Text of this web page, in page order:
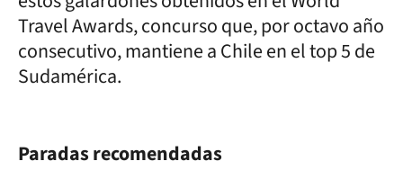
Travel Awards, concurso que, por octavo año
consecutivo, mantiene a Chile en el top 5 de
Sudamérica.
Paradas recomendadas